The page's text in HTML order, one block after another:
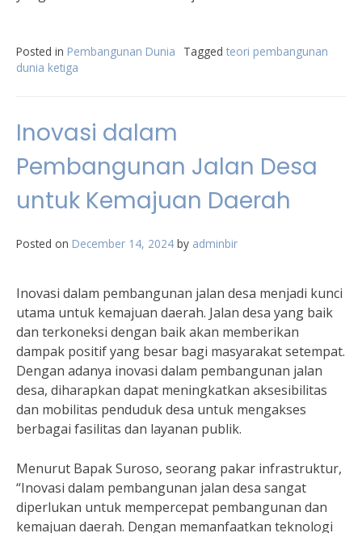
Posted in Pembangunan Dunia Tagged teori pembangunan
dunia ketiga
Inovasi dalam
Pembangunan Jalan Desa
untuk Kemajuan Daerah
Posted on December 14, 2024 by adminbir
Inovasi dalam pembangunan jalan desa menjadi kunci
utama untuk kemajuan daerah. Jalan desa yang baik
dan terkoneksi dengan baik akan memberikan
dampak positif yang besar bagi masyarakat setempat.
Dengan adanya inovasi dalam pembangunan jalan
desa, diharapkan dapat meningkatkan aksesibilitas
dan mobilitas penduduk desa untuk mengakses
berbagai fasilitas dan layanan publik.
Menurut Bapak Suroso, seorang pakar infrastruktur,
“Inovasi dalam pembangunan jalan desa sangat
diperlukan untuk mempercepat pembangunan dan
kemajuan daerah. Dengan memanfaatkan teknologi